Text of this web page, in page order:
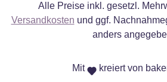
Alle Preise inkl. gesetzl.
Versandkosten und ggf.
anders
Mit kreiert von